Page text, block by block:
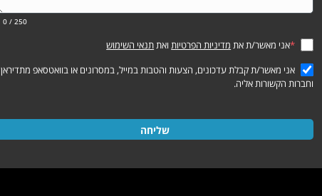
0 / 250
*אני מאשר/ת את מדיניות הפרטיות ואתתנאי השימוש
אני מאשר/ת קבלת עדכונים, הצעות והטבות במייל, במסרונים או בוואטסאפ מתדיראן
וחברות הקשורות אליה.
שליחה